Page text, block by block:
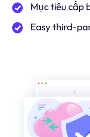
Mục tiêu cấp
Easy third-